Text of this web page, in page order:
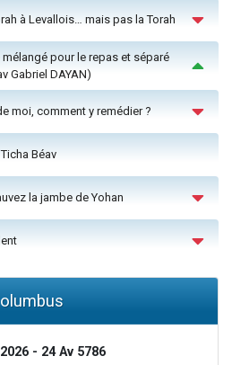
à Levallois… mais pas la Torah
pour le repas et séparé
Gabriel DAYAN)
moi, comment y remédier ?
Béav
la jambe de Yohan
- 24 Av 5786